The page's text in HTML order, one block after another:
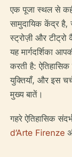
एक पूजा स्थल से
सामुदायिक केंद्र है,
स्ट्रोज़ी और टीट्रो
यह मार्गदर्शिका
करती है:
युक्तियाँ, और इस
मुख्य बातें।
गहरे ऐतिहासिक
d’Arte Firenze